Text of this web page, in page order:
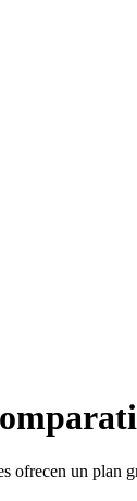
ofrecen un